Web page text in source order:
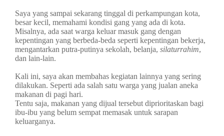
Saya yang sampai sekarang tinggal di perkampungan kota,
besar kecil, memahami kondisi gang yang ada di kota.
Misalnya, ada saat warga keluar masuk gang dengan
kepentingan yang berbeda-beda seperti kepentingan bekerja,
mengantarkan putra-putinya sekolah, belanja, silaturrahim,
dan lain-lain.
Kali ini, saya akan membahas kegiatan lainnya yang sering
dilakukan. Seperti ada salah satu warga yang jualan aneka
makanan di pagi hari.
Tentu saja, makanan yang dijual tersebut diprioritaskan bagi
ibu-ibu yang belum sempat memasak untuk sarapan
keluarganya.